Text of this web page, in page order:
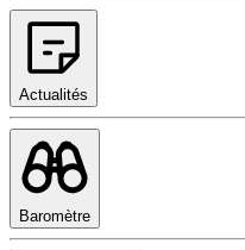
Actualités
Baromètre